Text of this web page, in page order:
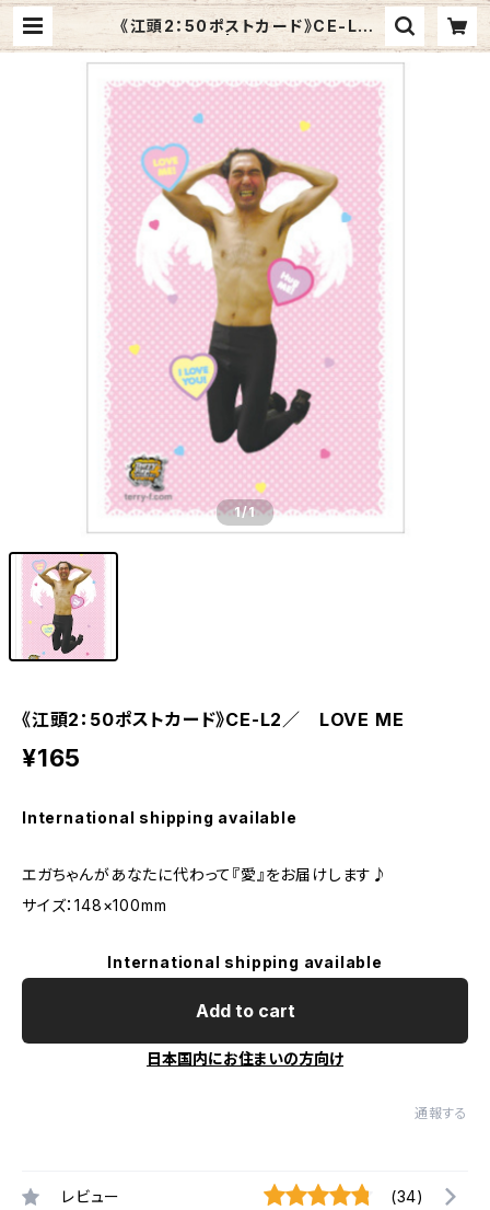
《江頭2：50ポストカード》CE-L2
／ LOVE ME | Graphic Arts St
ore
1/1
《江頭2：50ポストカード》CE-L2／ LOVE ME
¥165
International shipping available
エガちゃんがあなたに代わって『愛』をお届けします♪
サイズ：148×100mm
International shipping available
Add to cart
日本国内にお住まいの方向け
通報する
レビュー (34)